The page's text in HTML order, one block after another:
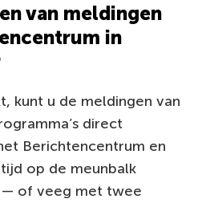
van meldingen
in
kunt u de meldingen van
direct
Berichtencentrum en
op de meunbalk
— of veeg met twee